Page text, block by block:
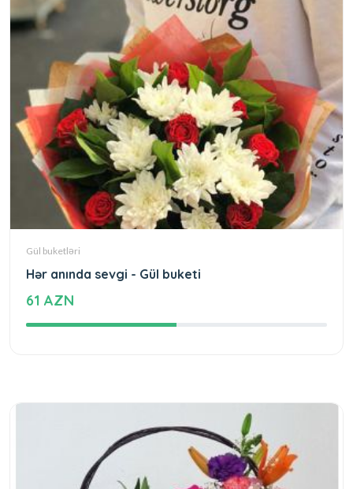
Gül buketləri
Hər anında sevgi - Gül buketi
61 AZN